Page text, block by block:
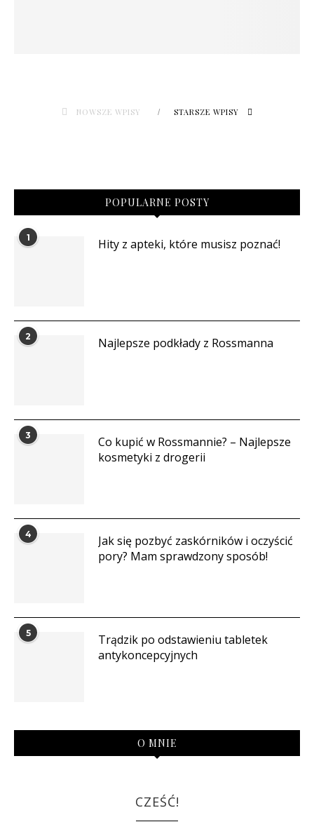
NOWSZE WPISY STARSZE WPISY
POPULARNE POSTY
1 Hity z apteki, które musisz poznać!
2 Najlepsze podkłady z Rossmanna
3
Co kupić w Rossmannie? – Najlepsze
kosmetyki z drogerii
4
Jak się pozbyć zaskórników i oczyścić
pory? Mam sprawdzony sposób!
5
Trądzik po odstawieniu tabletek
antykoncepcyjnych
O MNIE
CZEŚĆ!